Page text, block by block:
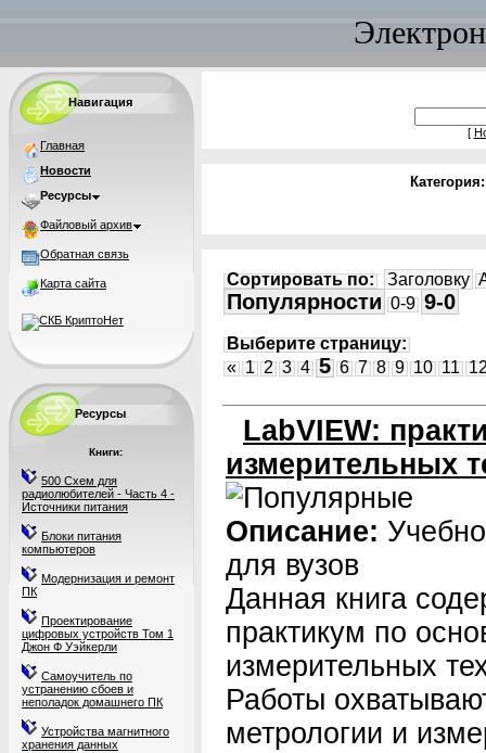
Навигация
Главная
Новости
Ресурсы
Файловый архив
Обратная связь
Карта сайта
Ресурсы
Книги:
500 Схем для
радиолюбителей - Часть 4 -
Источники питания
Блоки питания
компьютеров
Модернизация и ремонт
ПК
Проектирование
цифровых устройств Том 1
Джон Ф Уэйкерли
Самоучитель по
устранению сбоев и
неполадок домашнего ПК
Устройства магнитного
хранения данных
[
Сортировать по: Заголовку
Популярности 0-9 9-0
Выберите страницу:
« 1 2 3 4 5 6 7 8 9 10 11
LabVIEW:
измерительных
Описание:
для вузов
Данная книга
практикум по
измерительных
Работы
метрологии и